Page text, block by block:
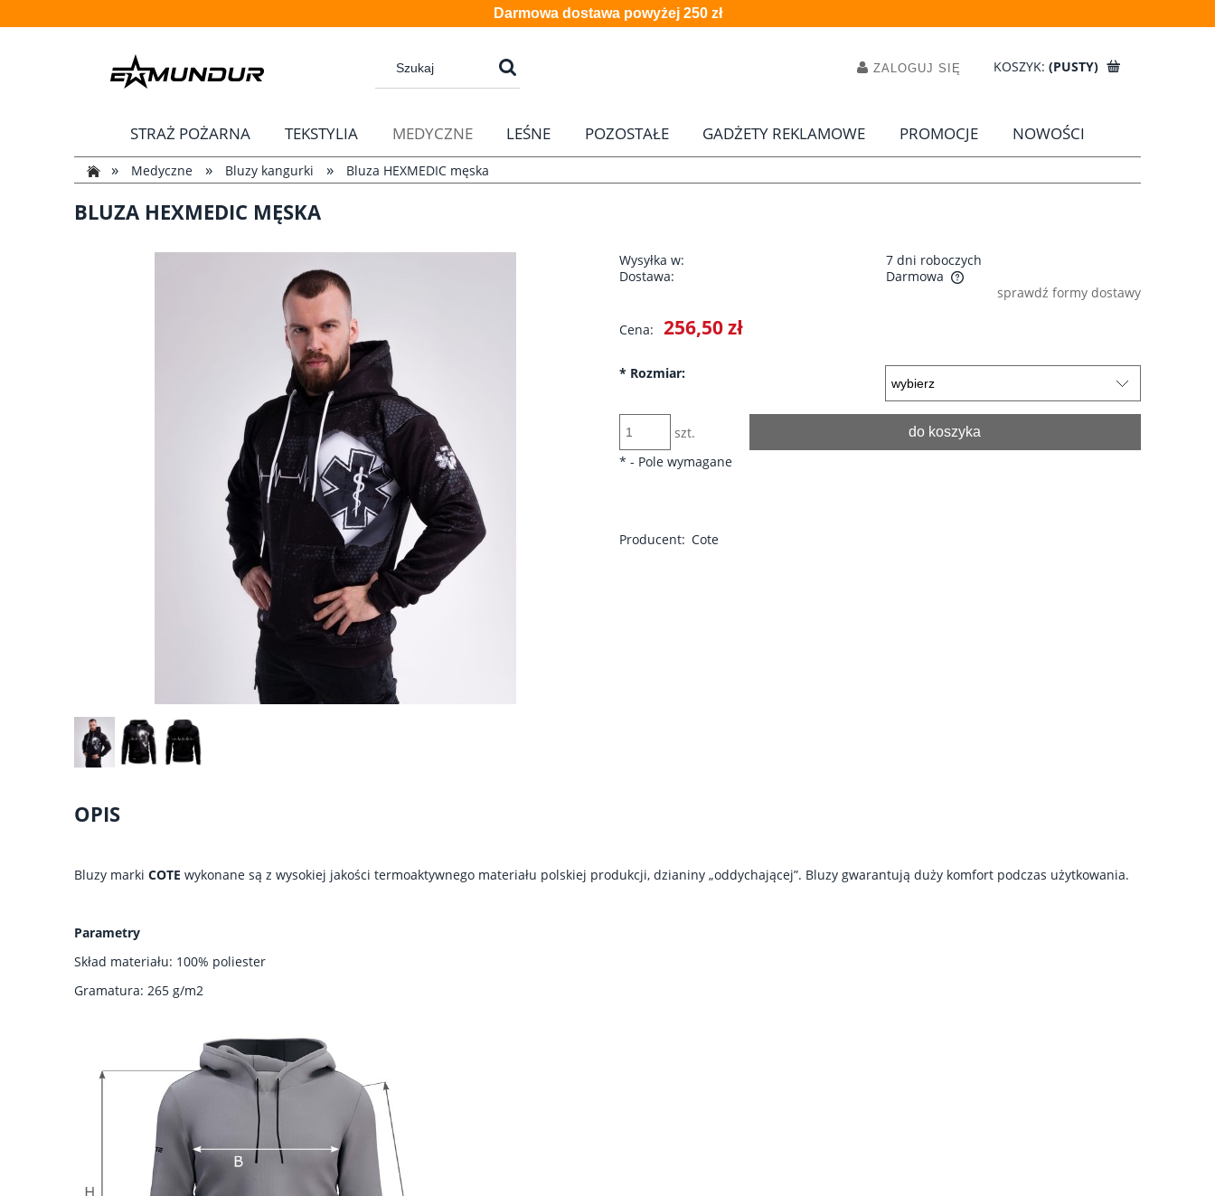
Darmowa dostawa powyżej 250 zł
ZALOGUJ SIĘ KOSZYK: (PUSTY)
STRAŻ POŻARNA TEKSTYLIA MEDYCZNE LEŚNE POZOSTAŁE GADŻETY REKLAMOWE PROMOCJE
NOWOŚCI
»
Medyczne » Bluzy kangurki » Bluza HEXMEDIC męska
BLUZA HEXMEDIC MĘSKA
Wysyłka w:
7 dni roboczych
Dostawa:
Darmowa
Cena nie zawiera ewentualnych kosztów
płatności
sprawdź formy dostawy
Cena: 256,50 zł
*Rozmiar:
szt. do koszyka
* - Pole wymagane
Producent: Cote
OPIS
Bluzy marki COTE wykonane są z wysokiej jakości termoaktywnego materiału polskiej produkcji, dzianiny „oddychającej”. Bluzy gwarantują duży komfort podczas użytkowania.
Parametry
Skład materiału: 100% poliester
Gramatura: 265 g/m2